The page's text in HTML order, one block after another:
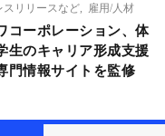
スリリースなど
雇用/人材
コーポレーション、体
生のキャリア形成支援
門情報サイトを監修